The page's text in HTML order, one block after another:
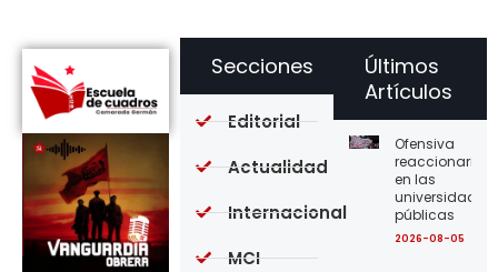
Últimos
Artículos
Ofensiva
reaccionaria
en las
universidades
públicas
2026-08-05
Secciones
Editorial
Actualidad
Internacional
MCI